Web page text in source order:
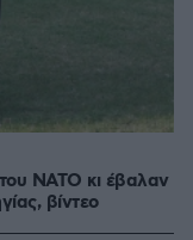
ΝΑΤΟ κι έβαλαν
βίντεο